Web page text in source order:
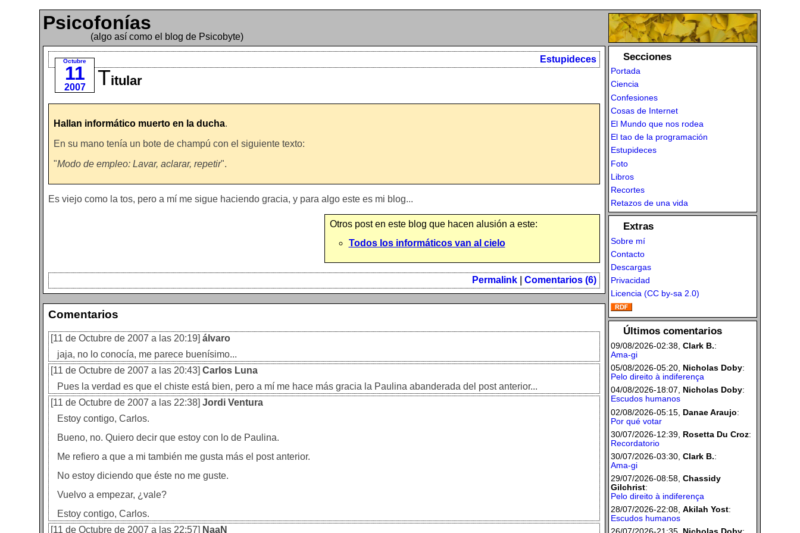
Psicofonías
(algo así como el blog de Psicobyte)
Octubre
11
2007
Estupideces
Titular
Hallan informático muerto en la ducha.
En su mano tenía un bote de champú con el siguiente texto:
"Modo de empleo: Lavar, aclarar, repetir".
Es viejo como la tos, pero a mí me sigue haciendo gracia, y para algo este es mi blog...
Otros post en este blog que hacen alusión a este:
Todos los informáticos van al cielo
Permalink Comentarios (6)
Comentarios
[11 de Octubre de 2007 a las 20:19] álvaro
jaja, no lo conocía, me parece buenísimo...
[11 de Octubre de 2007 a las 20:43] Carlos Luna
Pues la verdad es que el chiste está bien, pero a mí me hace más gracia la Paulina abanderada del post anterior...
[11 de Octubre de 2007 a las 22:38] Jordi Ventura
Estoy contigo, Carlos.
Bueno, no. Quiero decir que estoy con lo de Paulina.
Me refiero a que a mi también me gusta más el post anterior.
No estoy diciendo que éste no me guste.
Vuelvo a empezar, ¿vale?
Estoy contigo, Carlos.
[11 de Octubre de 2007 a las 22:57] NaaN
Secciones
Portada
Ciencia
Confesiones
Cosas de Internet
El Mundo que nos rodea
El tao de la programación
Estupideces
Foto
Libros
Recortes
Retazos de una vida
Extras
Sobre mí
Contacto
Descargas
Privacidad
Licencia (CC by-sa 2.0)
Últimos comentarios
09/08/2026-02:38, Clark B.:
Ama-gi
05/08/2026-05:20, Nicholas Doby:
Pelo direito à indiferença
04/08/2026-18:07, Nicholas Doby:
Escudos humanos
02/08/2026-05:15, Danae Araujo:
Por qué votar
30/07/2026-12:39, Rosetta Du Croz:
Recordatorio
30/07/2026-03:30, Clark B.:
Ama-gi
29/07/2026-08:58, Chassidy
Gilchrist:
Pelo direito à indiferença
28/07/2026-22:08, Akilah Yost:
Escudos humanos